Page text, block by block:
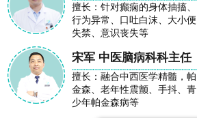
擅长：针对癫痫的身体抽搐、
行为异常、口吐白沫、大小便
失禁、意识丧失等
宋军 中医脑病科科主任
擅长：融合中西医学精髓，帕
金森、老年性震颤、手抖、青
少年帕金森病等